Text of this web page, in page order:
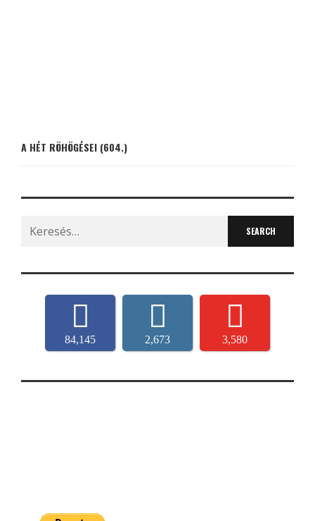
A HÉT RÖHÖGÉSEI (604.)
Search
for:
84,145 2,673 3,580